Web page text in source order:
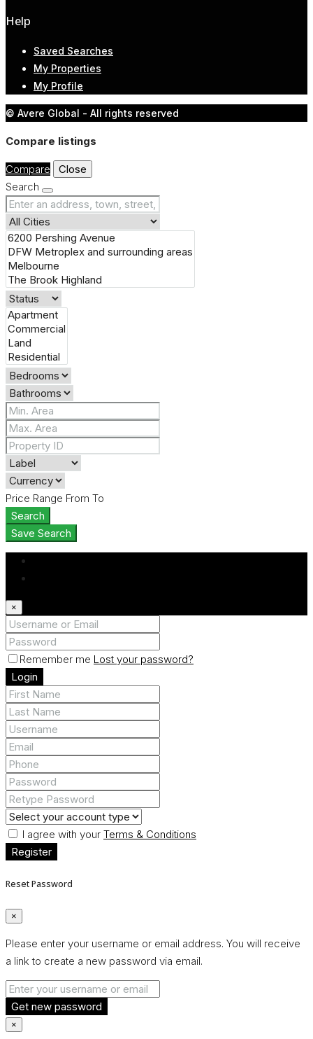
Help
Saved Searches
My Properties
My Profile
© Avere Global - All rights reserved
Compare listings
Compare
Close
Search
Price Range From To
Search
Save Search
×
Remember me Lost your password?
Login
I agree with your Terms & Conditions
Register
Reset Password
×
Please enter your username or email address. You will receive
a link to create a new password via email.
Get new password
×